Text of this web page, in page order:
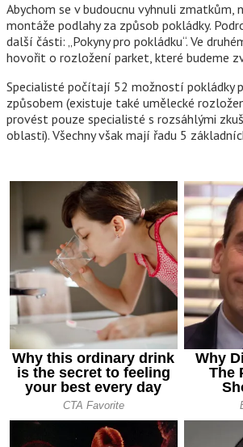
Abychom se v budoucnu vyhnuli zmatkům,
montáže podlahy za způsob pokládky.
další části: „Pokyny pro pokládku“. Ve
hovořit o rozložení parket, které budeme
Specialisté počítají 52 možností pokládky
způsobem (existuje také umělecké
provést pouze specialisté s rozsáhlými
oblasti). Všechny však mají řadu 5